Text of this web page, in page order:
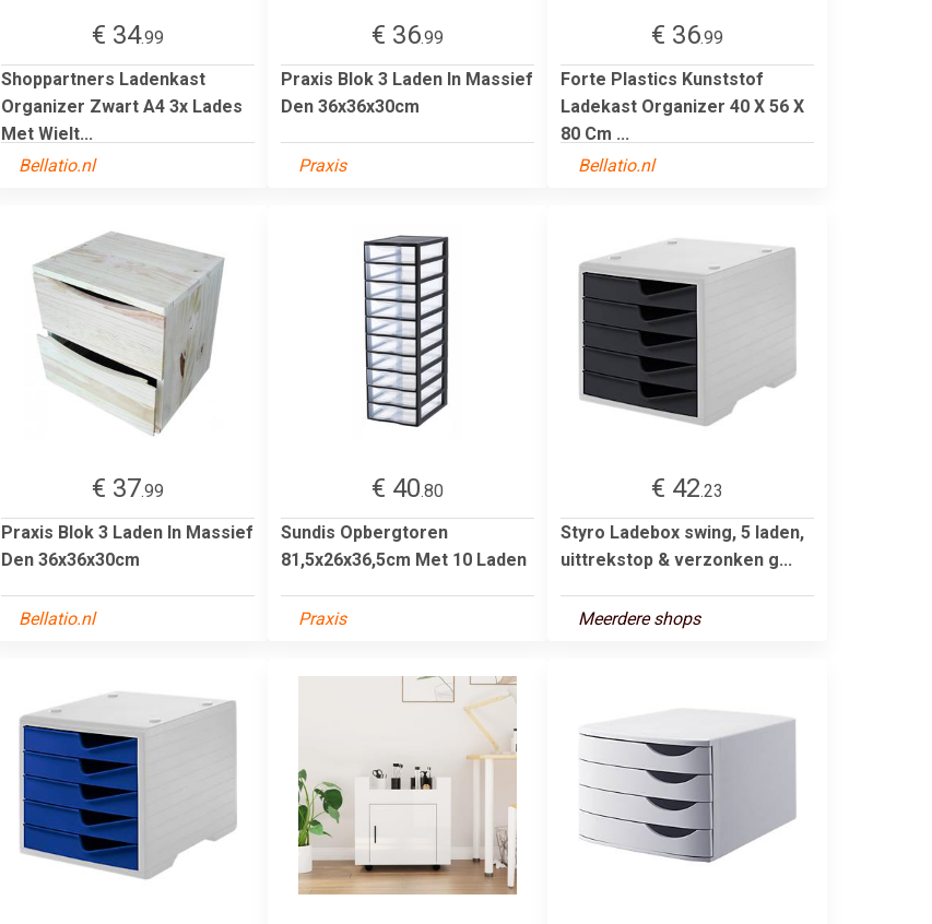
€ 34.99
Shoppartners Ladenkast
Organizer Zwart A4 3x Lades
Met Wielt...
Bellatio.nl
€ 36.99
Praxis Blok 3 Laden In Massief
Den 36x36x30cm
Praxis
€ 36.99
Forte Plastics Kunststof
Ladekast Organizer 40 X 56 X
80 Cm ...
Bellatio.nl
€ 37.99
Praxis Blok 3 Laden In Massief
Den 36x36x30cm
Bellatio.nl
€ 40.80
Sundis Opbergtoren
81,5x26x36,5cm Met 10 Laden
Praxis
€ 42.23
Styro Ladebox swing, 5 laden,
uittrekstop & verzonken g...
Meerdere shops